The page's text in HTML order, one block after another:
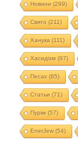
Новини (299)
Свято (211)
Ханука (111)
Хасидізм (97)
Песах(85)
Статьи (71)
Пурім (57)
EnerJew(54)